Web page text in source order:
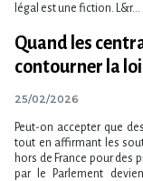
légal est une fiction. L&r...
Quand les
contourner la
25/02/2026
Peut-on accepter que
tout en affirmant les
hors de France pour des
par le Parlement